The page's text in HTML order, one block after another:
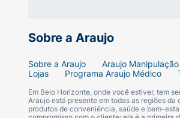
Sobre a Araujo
Sobre a Araujo Araujo Manipulação
Lojas
Programa Araujo Médico
Em Belo Horizonte, onde você estiver, tem
Araujo está presente em todas as regiões
produtos de conveniência, saúde e bem-